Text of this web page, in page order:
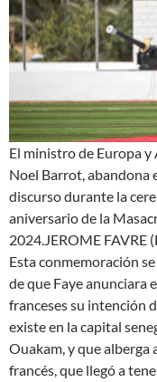
El ministro de Europa y
Noel Barrot, abandona
discurso durante la
aniversario de la
2024. JEROME FAVRE
Esta conmemoración
de que Faye anunciara
franceses su intención
existe en la capital
Ouakam, y que alberga
francés, que llegó a